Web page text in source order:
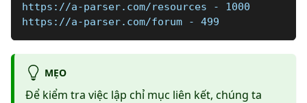
https://a-parser.com/resources - 1000
https://a-parser.com/forum - 499
MẸO
Để kiểm tra việc lập chỉ mục liên kết, chúng ta